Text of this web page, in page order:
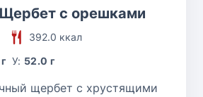
с орешками
392.0 ккал
У: 52.0 г
щербет с хрустящими